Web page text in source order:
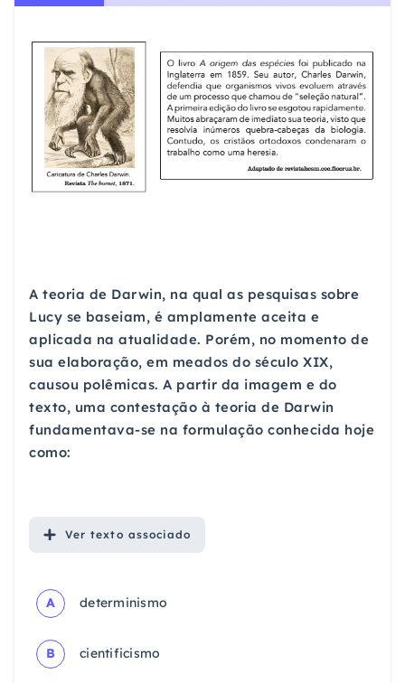
A teoria de Darwin, na qual as pesquisas sobre
Lucy se baseiam, é amplamente aceita e
aplicada na atualidade. Porém, no momento de
sua elaboração, em meados do século XIX,
causou polêmicas. A partir da imagem e do
texto, uma contestação à teoria de Darwin
fundamentava-se na formulação conhecida hoje
como:
Ver texto associado
A determinismo
B cientificismo